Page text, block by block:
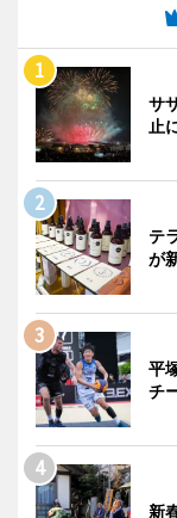
サ
止
テ
が
平
チ
新